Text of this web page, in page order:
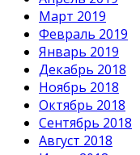
Март 2019
Февраль 2019
Январь 2019
Декабрь 2018
Ноябрь 2018
Октябрь 2018
Сентябрь 2018
Август 2018